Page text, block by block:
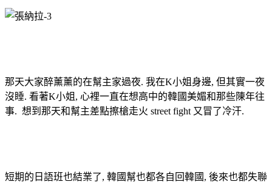
那天大家醉薰薰的在幫主家過夜. 我在K小姐身邊, 但其實一夜
沒睡. 看著K小姐, 心裡一直在想高中的韓國美媚和那些陳年往
事. 想到那天和幫主差點擦槍走火 street fight 又冒了冷汗.
短期的日語班也結業了, 韓國幫也都各自回韓國, 後來也都失聯